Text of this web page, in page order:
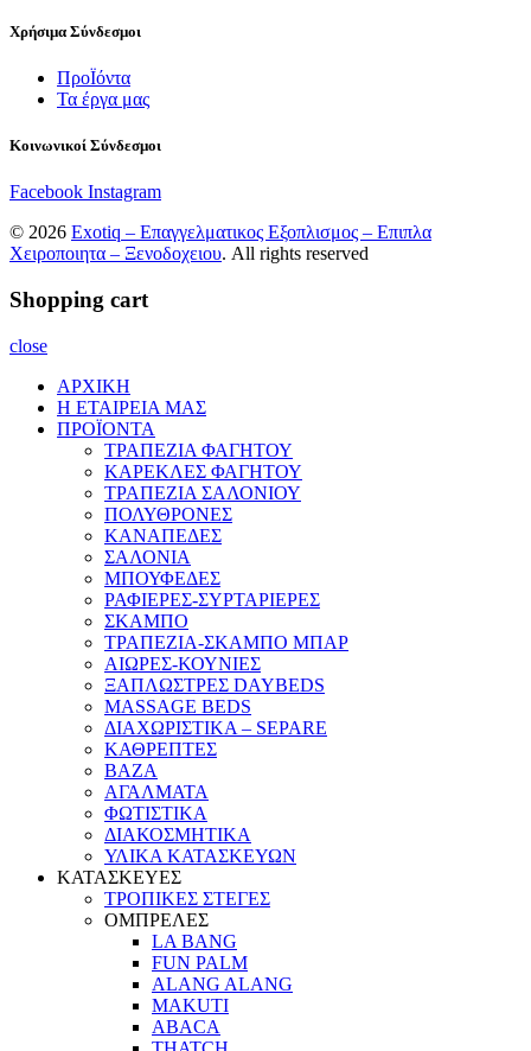
Χρήσιμα Σύνδεσμοι
ΠροΪόντα
Τα έργα μας
Κοινωνικοί Σύνδεσμοι
Facebook Instagram
© 2026 Exotiq – Επαγγελματικος Εξοπλισμος – Επιπλα
Χειροποιητα – Ξενοδοχειου. All rights reserved
Shopping cart
close
ΑΡΧΙΚΗ
Η ΕΤΑΙΡΕΙΑ ΜΑΣ
ΠΡΟΪΟΝΤΑ
ΤΡΑΠΕΖΙΑ ΦΑΓΗΤΟΥ
ΚΑΡΕΚΛΕΣ ΦΑΓΗΤΟΥ
ΤΡΑΠΕΖΙΑ ΣΑΛΟΝΙΟΥ
ΠΟΛΥΘΡΟΝΕΣ
ΚΑΝΑΠΕΔΕΣ
ΣΑΛΟΝΙΑ
ΜΠΟΥΦΕΔΕΣ
ΡΑΦΙΕΡΕΣ-ΣΥΡΤΑΡΙΕΡΕΣ
ΣΚΑΜΠΟ
ΤΡΑΠΕΖΙΑ-ΣΚΑΜΠΟ ΜΠΑΡ
ΑΙΩΡΕΣ-ΚΟΥΝΙΕΣ
ΞΑΠΛΩΣΤΡΕΣ DAYBEDS
MASSAGE BEDS
ΔΙΑΧΩΡΙΣΤΙΚΑ – SEPARE
ΚΑΘΡΕΠΤΕΣ
ΒΑΖΑ
ΑΓΑΛΜΑΤΑ
ΦΩΤΙΣΤΙΚΑ
ΔΙΑΚΟΣΜΗΤΙΚΑ
ΥΛΙΚΑ ΚΑΤΑΣΚΕΥΩΝ
ΚΑΤΑΣΚΕΥΕΣ
ΤΡΟΠΙΚΕΣ ΣΤΕΓΕΣ
ΟΜΠΡΕΛΕΣ
LA BANG
FUN PALM
ALANG ALANG
MAKUTI
ABACA